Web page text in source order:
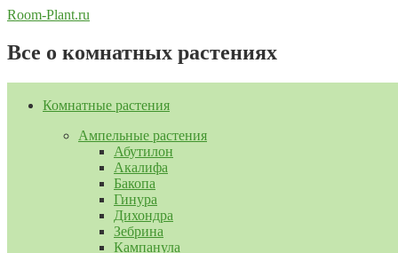
Перейти
содержимому
Room-Plant.ru
Все о комнатных растениях
Комнатные растения
Ампельные растения
Абутилон
Акалифа
Бакопа
Гинура
Дихондра
Зебрина
Кампанула